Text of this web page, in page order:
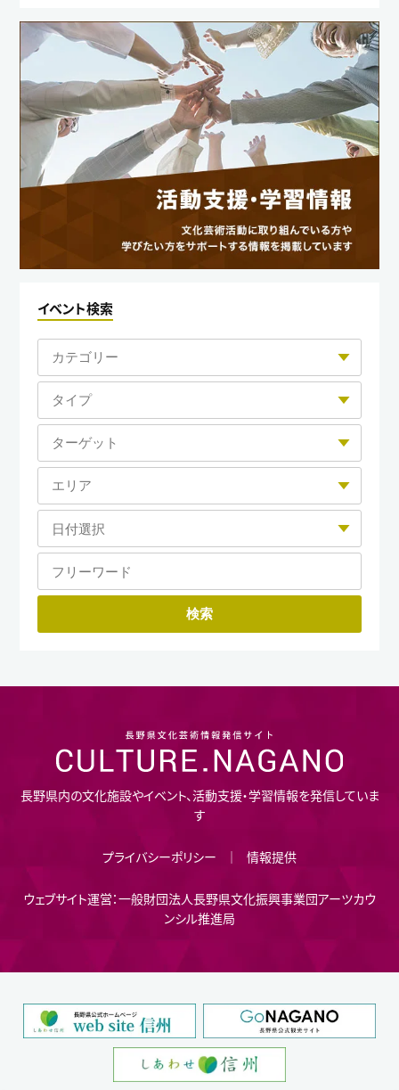
イベント検索
長野県内の文化施設やイベント、活動支援・学習情報を発信していま
す
プライバシーポリシー 情報提供
ウェブサイト運営：一般財団法人長野県文化振興事業団アーツカウ
ンシル推進局